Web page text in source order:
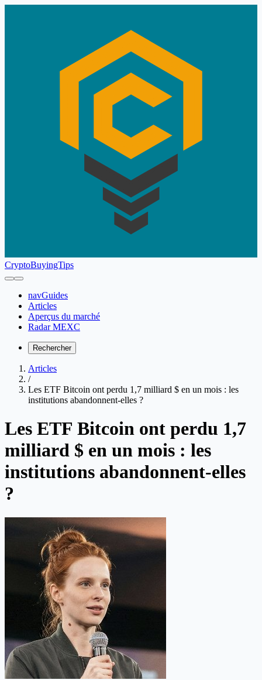
CryptoBuyingTips
navGuides
Articles
Aperçus du marché
Radar MEXC
Rechercher
Articles
/
Les ETF Bitcoin ont perdu 1,7 milliard $ en un mois : les
institutions abandonnent-elles ?
Les ETF Bitcoin ont perdu 1,7
milliard $ en un mois : les
institutions abandonnent-elles
?